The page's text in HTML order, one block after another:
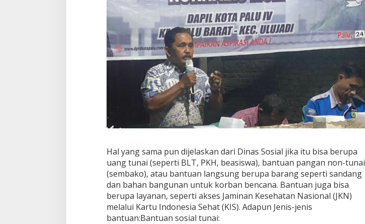
Hal yang sama pun dijelaskan dari Dinas Sosial jika itu bisa berupa
uang tunai (seperti BLT, PKH, beasiswa), bantuan pangan non-tunai
(sembako), atau bantuan langsung berupa barang seperti sandang
dan bahan bangunan untuk korban bencana. Bantuan juga bisa
berupa layanan, seperti akses Jaminan Kesehatan Nasional (JKN)
melalui Kartu Indonesia Sehat (KIS). Adapun Jenis-jenis
bantuan:Bantuan sosial tunai: